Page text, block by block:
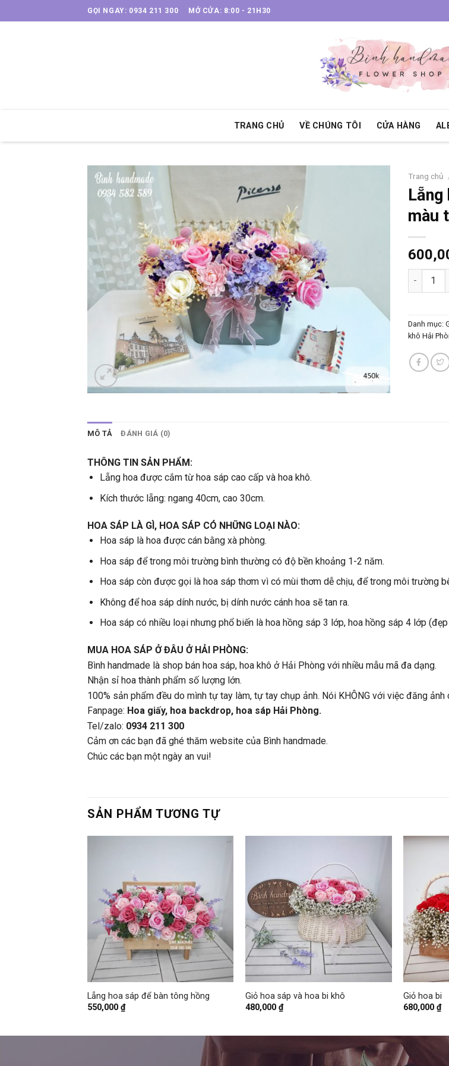
to
GỌI NGAY: 0934 211 300 MỞ CỬA: 8:00 - 21H30
TRANG CHỦ VỀ CHÚNG TÔI CỬA HÀNG
Trang chủ
Lẵng
màu
Lẵng
Danh mục:
khô Hải
MÔ TẢ ĐÁNH GIÁ (0)
THÔNG TIN SẢN PHẨM:
Lẵng hoa được cắm từ hoa sáp cao cấp và hoa khô.
Kích thước lẵng: ngang 40cm, cao 30cm.
HOA SÁP LÀ GÌ, HOA SÁP CÓ NHỮNG LOẠI NÀO:
Hoa sáp là hoa được cán bằng xà phòng.
Hoa sáp để trong môi trường bình thường có độ bền khoảng 1-2 năm.
Hoa sáp còn được gọi là hoa sáp thơm vì có mùi thơm dễ chịu, để trong môi trường
Không để hoa sáp dính nước, bị dính nước cánh hoa sẽ tan ra.
Hoa sáp có nhiều loại nhưng phổ biến là hoa hồng sáp 3 lớp, hoa hồng sáp 4 lớp
MUA HOA SÁP Ở ĐÂU Ở HẢI PHÒNG:
Bình handmade là shop bán hoa sáp, hoa khô ở Hải Phòng với nhiều mẫu mã đa dạng.
Nhận sỉ hoa thành phẩm số lượng lớn.
100% sản phẩm đều do mình tự tay làm, tự tay chụp ảnh. Nói KHÔNG với việc đăng
Fanpage: Hoa giấy, hoa backdrop, hoa sáp Hải Phòng.
Tel/zalo: 0934 211 300
Cảm ơn các bạn đã ghé thăm website của Bình handmade.
Chúc các bạn một ngày an vui!
SẢN PHẨM TƯƠNG TỰ
+
Lẵng hoa sáp để bàn tông hồng
550,000 ₫
Giỏ hoa sáp và hoa bi khô
480,000₫
+
Giỏ hoa bi
680,000₫